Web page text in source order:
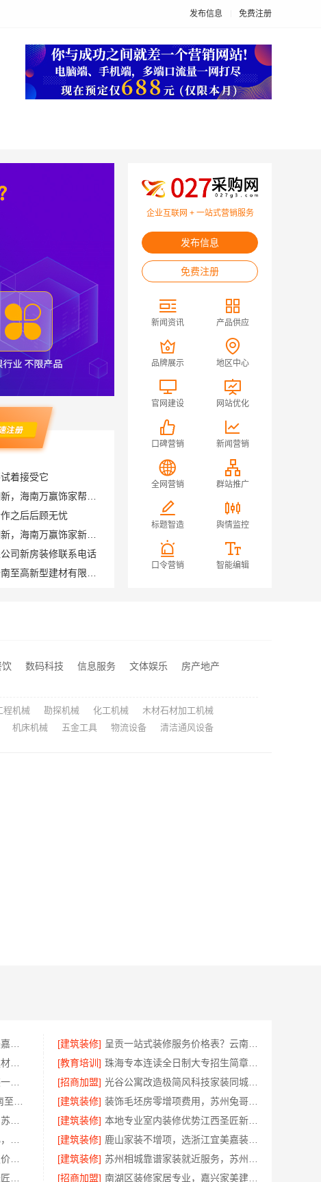
发布信息 免费注册
之后后顾无忧
司新房装修联系电话
滇中家装设计怎么样，云南至高新型建材有限公司口碑之选
居安天成：西安性价比高家装施工，改善房免费量房
企业互联网 + 一站式营销服务
发布信息
免费注册
新闻资讯 产品供应
品牌展示 地区中心
官网建设 网站优化
口碑营销 新闻营销
全网营销 群站推广
标题智造 舆情监控
口令营销 智能编辑
饮 数码科技 信息服务 文体娱乐
房产地产
程机械 勘探机械 化工机械
木材石材加工机械
机床机械 五金工具 物流设备 清洁通风设备
[建筑装修]
呈贡一站式装修服务价格表？云南至高新型建材有限公司
[教育培训]
珠海专本连读全日制大专招生简章-北京理工大学珠海学院继续教育学院
[招商加盟]
光谷公寓改造极简风科技家装同城快装拎包入住
[建筑装修]
装饰毛坯房零增项费用，苏州兔哥哥智装新材料有限公司
[建筑装修]
本地专业室内装修优势江西圣匠新型环保材料有限公司领先
[建筑装修]
鹿山家装不增项，选浙江宜美嘉装饰工程有限公司
[建筑装修]
[招商加盟]
南湖区装修家居专业，嘉兴家美建材科技有限公司品质保障